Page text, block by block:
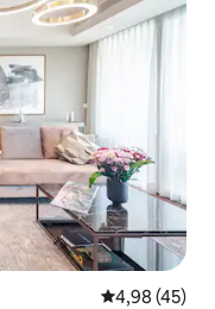
4,98 de uma
4,98 (45)